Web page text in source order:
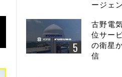
ージェ
古野電
位サー
の衛星
信